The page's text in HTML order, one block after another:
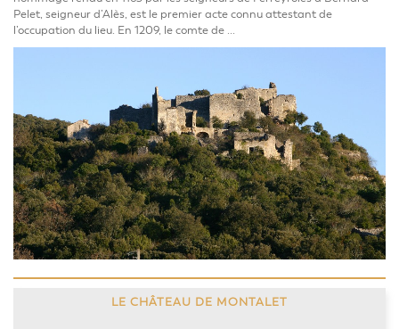
Pelet, seigneur d’Alès, est le premier acte connu attestant de
l’occupation du lieu. En 1209, le comte de ...
LE CHÂTEAU DE MONTALET